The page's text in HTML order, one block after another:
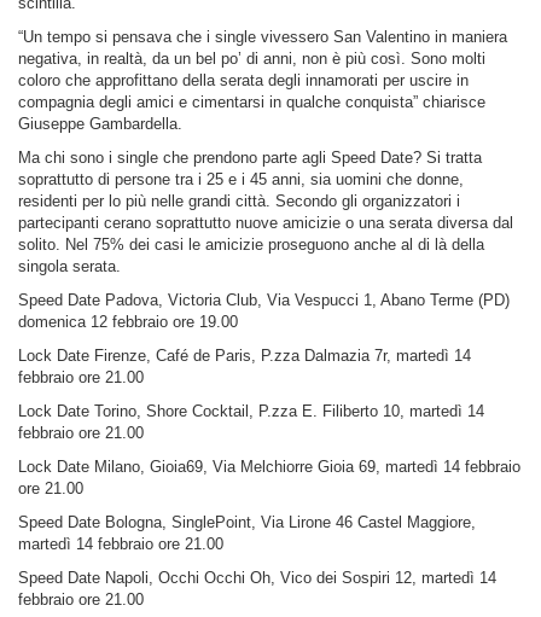
“Un tempo si pensava che i single vivessero San Valentino in maniera
negativa, in realtà, da un bel po’ di anni, non è più così. Sono molti
coloro che approfittano della serata degli innamorati per uscire in
compagnia degli amici e cimentarsi in qualche conquista” chiarisce
Giuseppe Gambardella.
Ma chi sono i single che prendono parte agli Speed Date? Si tratta
soprattutto di persone tra i 25 e i 45 anni, sia uomini che donne,
residenti per lo più nelle grandi città. Secondo gli organizzatori i
partecipanti cerano soprattutto nuove amicizie o una serata diversa dal
solito. Nel 75% dei casi le amicizie proseguono anche al di là della
singola serata.
Speed Date Padova, Victoria Club, Via Vespucci 1, Abano Terme (PD)
domenica 12 febbraio ore 19.00
Lock Date Firenze, Café de Paris, P.zza Dalmazia 7r, martedì 14
febbraio ore 21.00
Lock Date Torino, Shore Cocktail, P.zza E. Filiberto 10, martedì 14
febbraio ore 21.00
Lock Date Milano, Gioia69, Via Melchiorre Gioia 69, martedì 14 febbraio
ore 21.00
Speed Date Bologna, SinglePoint, Via Lirone 46 Castel Maggiore,
martedì 14 febbraio ore 21.00
Speed Date Napoli, Occhi Occhi Oh, Vico dei Sospiri 12, martedì 14
febbraio ore 21.00